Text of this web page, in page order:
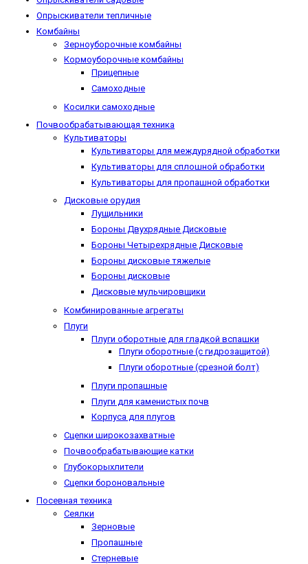
Опрыскиватели тепличные
Комбайны
Зерноуборочные комбайны
Кормоуборочные комбайны
Прицепные
Самоходные
Косилки самоходные
Почвообрабатывающая техника
Культиваторы
Культиваторы для междурядной обработки
Культиваторы для сплошной обработки
Культиваторы для пропашной обработки
Дисковые орудия
Лущильники
Бороны Двухрядные Дисковые
Бороны Четырехрядные Дисковые
Бороны дисковые тяжелые
Бороны дисковые
Дисковые мульчировщики
Комбинированные агрегаты
Плуги
Плуги оборотные для гладкой вспашки
Плуги оборотные (с гидрозащитой)
Плуги оборотные (срезной болт)
Плуги пропашные
Плуги для каменистых почв
Корпуса для плугов
Сцепки широкозахватные
Почвообрабатывающие катки
Глубокорыхлители
Сцепки бороновальные
Посевная техника
Сеялки
Зерновые
Пропашные
Стерневые